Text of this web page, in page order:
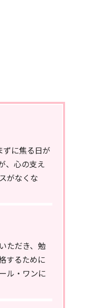
に焦る日が
、心の支え
がなくな
ただき、勉
するために
ル・ワンに